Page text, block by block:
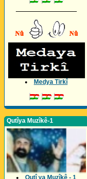
Medya Tirkî
Qutîya Muzîkê-1
Qutî ya Muzîkê - 1